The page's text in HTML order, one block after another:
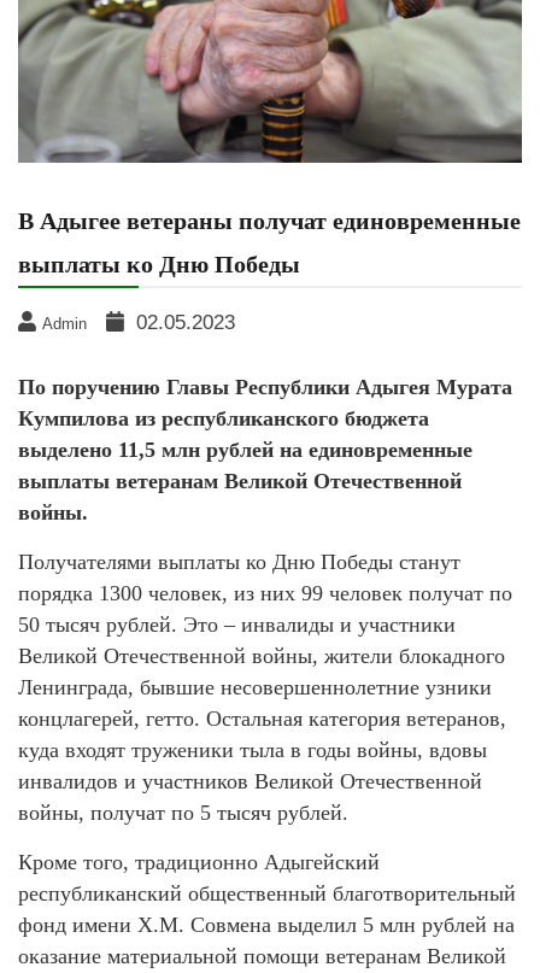
В Адыгее ветераны получат единовременные
выплаты ко Дню Победы
Admin 02.05.2023
По поручению Главы Республики Адыгея Мурата
Кумпилова из республиканского бюджета
выделено 11,5 млн рублей на единовременные
выплаты ветеранам Великой Отечественной
войны.
Получателями выплаты ко Дню Победы станут
порядка 1300 человек, из них 99 человек получат по
50 тысяч рублей. Это – инвалиды и участники
Великой Отечественной войны, жители блокадного
Ленинграда, бывшие несовершеннолетние узники
концлагерей, гетто. Остальная категория ветеранов,
куда входят труженики тыла в годы войны, вдовы
инвалидов и участников Великой Отечественной
войны, получат по 5 тысяч рублей.
Кроме того, традиционно Адыгейский
республиканский общественный благотворительный
фонд имени Х.М. Совмена выделил 5 млн рублей на
оказание материальной помощи ветеранам Великой